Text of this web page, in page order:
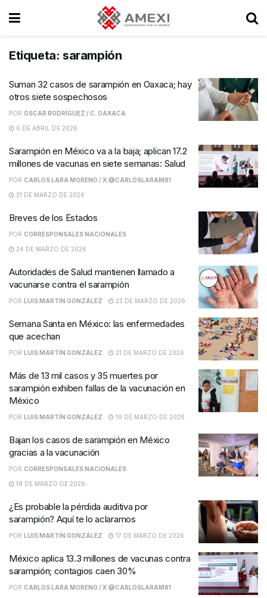
Etiqueta: sarampión
Suman 32 casos de sarampión en Oaxaca; hay
otros siete sospechosos
POR ÓSCAR RODRÍGUEZ / C. OAXACA
6 DE ABRIL DE 2026
Sarampión en México va a la baja; aplican 17.2
millones de vacunas en siete semanas: Salud
POR CARLOS LARA MORENO / X:@CARLOSLARAM81
31 DE MARZO DE 2026
Breves de los Estados
POR CORRESPONSALES NACIONALES
24 DE MARZO DE 2026
Autoridades de Salud mantienen llamado a
vacunarse contra el sarampión
POR LUIS MARTÍN GONZÁLEZ 23 DE MARZO DE 2026
Semana Santa en México: las enfermedades
que acechan
POR LUIS MARTÍN GONZÁLEZ 21 DE MARZO DE 2026
Más de 13 mil casos y 35 muertes por
sarampión exhiben fallas de la vacunación en
México
POR LUIS MARTÍN GONZÁLEZ 19 DE MARZO DE 2026
Bajan los casos de sarampión en México
gracias a la vacunación
POR CORRESPONSALES NACIONALES
18 DE MARZO DE 2026
¿Es probable la pérdida auditiva por
sarampión? Aquí te lo aclaramos
POR LUIS MARTÍN GONZÁLEZ 17 DE MARZO DE 2026
México aplica 13.3 millones de vacunas contra
sarampión; contagios caen 30%
POR CARLOS LARA MORENO / X:@CARLOSLARAM81